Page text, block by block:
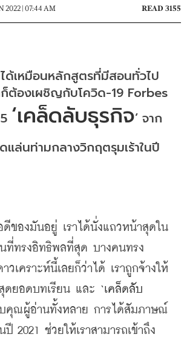
2022 | 07:44 AM
READ 3155
ได้เหมือนหลักสูตรที่มีสอนทั่วไป
ต้องเผชิญกับโควิด-19 ​Forbes
‘เคล็ดลับธุรกิจ’ จาก
แล่นท่ามกลางวิกฤตรุมเร้าในปี
ดีของมันอยู่ เราได้นั่งแถวหน้าสุดใน
นที่ทรงอิทธิพลที่สุด บางคนทรง
เคราะห์นี้เลยก็ว่าได้ เราถูกจ้างให้
ดยอดบทเรียน และ ‘เคล็ดลับ
คุณผู้อ่านทั้งหลาย การได้สัมภาษณ์
ปี
2021 ช่วยให้เราสามารถเข้าถึง